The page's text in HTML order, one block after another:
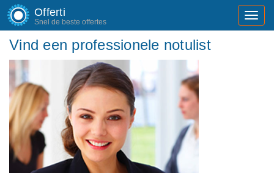
Offerti
Snel de beste offertes
Vind een professionele notulist